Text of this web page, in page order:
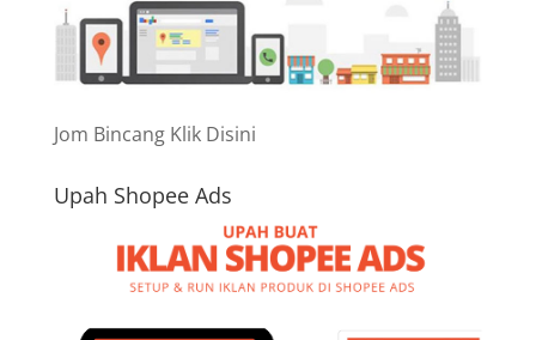
Jom Bincang Klik Disini
Upah Shopee Ads